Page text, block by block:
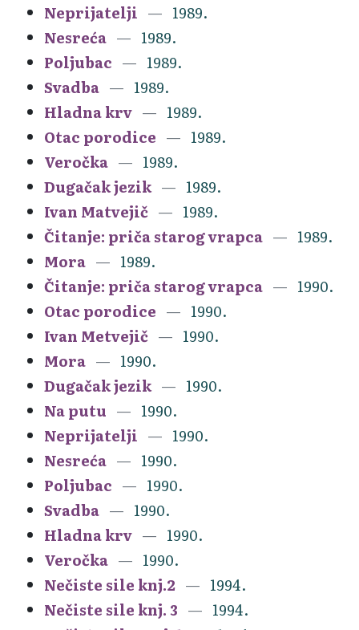
Neprijatelji
1989.
Nesreća
1989.
Poljubac
1989.
Svadba
1989.
Hladna krv
1989.
Otac porodice
1989.
Veročka
1989.
Dugačak jezik
1989.
Ivan Matvejič
1989.
Čitanje: priča starog vrapca
1989.
Mora
1989.
Čitanje: priča starog vrapca
1990.
Otac porodice
1990.
Ivan Metvejič
1990.
Mora
1990.
Dugačak jezik
1990.
Na putu
1990.
Neprijatelji
1990.
Nesreća
1990.
Poljubac
1990.
Svadba
1990.
Hladna krv
1990.
Veročka
1990.
Nečiste sile knj.2
1994.
Nečiste sile knj. 3
1994.